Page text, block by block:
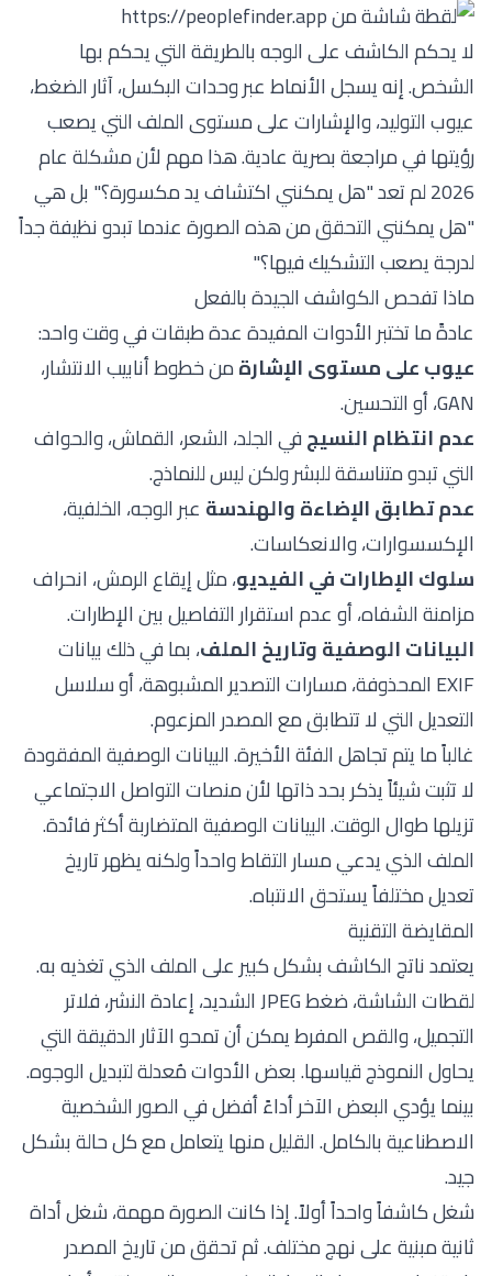
لا يحكم الكاشف على الوجه بالطريقة التي يحكم بها
الشخص. إنه يسجل الأنماط عبر وحدات البكسل، آثار الضغط،
عيوب التوليد، والإشارات على مستوى الملف التي يصعب
رؤيتها في مراجعة بصرية عادية. هذا مهم لأن مشكلة عام
2026 لم تعد "هل يمكنني اكتشاف يد مكسورة؟" بل هي
"هل يمكنني التحقق من هذه الصورة عندما تبدو نظيفة جداً
لدرجة يصعب التشكيك فيها؟"
ماذا تفحص الكواشف الجيدة بالفعل
عادةً ما تختبر الأدوات المفيدة عدة طبقات في وقت واحد:
عيوب على مستوى الإشارةمن خطوط أنابيب الانتشار،
GAN، أو التحسين.
عدم انتظام النسيجفي الجلد، الشعر، القماش، والحواف
التي تبدو متناسقة للبشر ولكن ليس للنماذج.
عدم تطابق الإضاءة والهندسة عبر الوجه، الخلفية،
الإكسسوارات، والانعكاسات.
سلوك الإطارات في الفيديو، مثل إيقاع الرمش، انحراف
مزامنة الشفاه، أو عدم استقرار التفاصيل بين الإطارات.
البيانات الوصفية وتاريخ الملف، بما في ذلك بيانات
EXIF المحذوفة، مسارات التصدير المشبوهة، أو سلاسل
التعديل التي لا تتطابق مع المصدر المزعوم.
غالباً ما يتم تجاهل الفئة الأخيرة. البيانات الوصفية المفقودة
لا تثبت شيئاً يذكر بحد ذاتها لأن منصات التواصل الاجتماعي
تزيلها طوال الوقت. البيانات الوصفية المتضاربة أكثر فائدة.
الملف الذي يدعي مسار التقاط واحداً ولكنه يظهر تاريخ
تعديل مختلفاً يستحق الانتباه.
المقايضة التقنية
يعتمد ناتج الكاشف بشكل كبير على الملف الذي تغذيه به.
لقطات الشاشة، ضغط JPEG الشديد، إعادة النشر، فلاتر
التجميل، والقص المفرط يمكن أن تمحو الآثار الدقيقة التي
يحاول النموذج قياسها. بعض الأدوات مُعدلة لتبديل الوجوه.
بينما يؤدي البعض الآخر أداءً أفضل في الصور الشخصية
الاصطناعية بالكامل. القليل منها يتعامل مع كل حالة بشكل
جيد.
شغل كاشفاً واحداً أولاً. إذا كانت الصورة مهمة، شغل أداة
ثانية مبنية على نهج مختلف. ثم تحقق من تاريخ المصدر